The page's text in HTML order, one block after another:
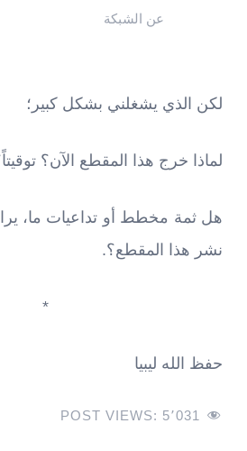
عن الشبكة
لكن الذي يشغلني بشكل كبير؛
لماذا خرج هذا المقطع الآن؟
هل ثمة مخطط أو تداعيات ما،
نشر هذا المقطع؟.
*
حفظ الله ليبيا
POST VIEWS: 5٬031